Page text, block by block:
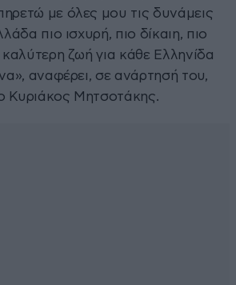
με όλες μου τις δυνάμεις
πιο ισχυρή, πιο δίκαιη, πιο
ζωή για κάθε Ελληνίδα
αναφέρει, σε ανάρτησή του,
Κυριάκος Μητσοτάκης.